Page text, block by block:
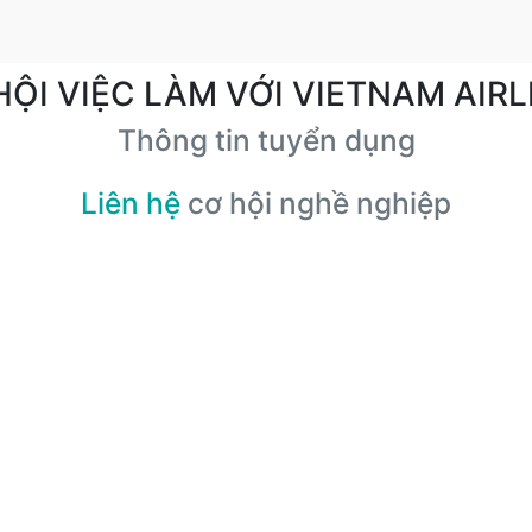
VIỆC LÀM VỚI VIETNAM
Thông tin tuyển dụng
Liên hệ cơ hội nghề nghiệp